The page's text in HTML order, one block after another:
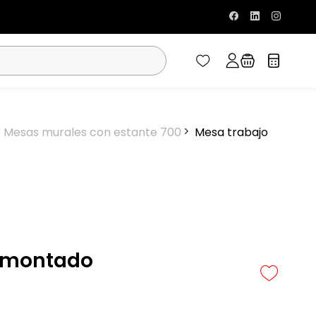
Mesas murales con estante 700 Mesa trabajo